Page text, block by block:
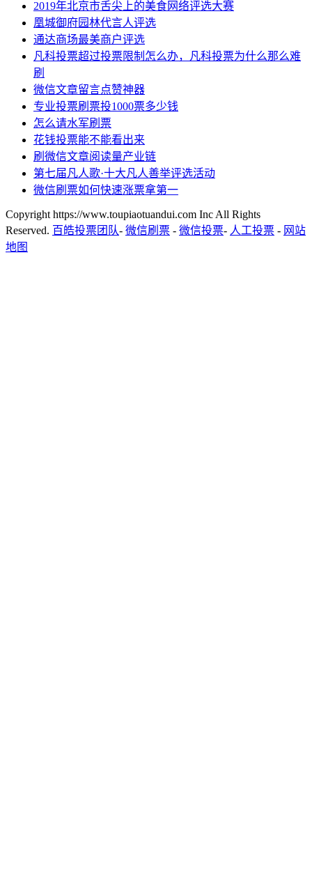
2019年北京市舌尖上的美食网络评选大赛
凰城御府园林代言人评选
通达商场最美商户评选
凡科投票超过投票限制怎么办，凡科投票为什么那么难
刷
微信文章留言点赞神器
专业投票刷票投1000票多少钱
怎么请水军刷票
花钱投票能不能看出来
刷微信文章阅读量产业链
第七届凡人歌·十大凡人善举评选活动
微信刷票如何快速涨票拿第一
Copyright https://www.toupiaotuandui.com Inc All Rights
Reserved. 百皓投票团队- 微信刷票 - 微信投票- 人工投票 - 网站
地图